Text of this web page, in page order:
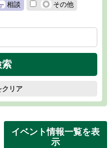
相談 その他
クリア
イベント情報一覧を表
示